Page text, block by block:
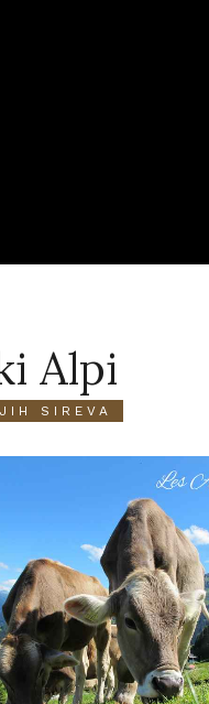
Alpi
SIREVA